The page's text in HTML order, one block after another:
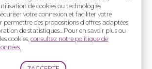
de cookies ou technologies
votre connexion et faciliter votre
permettre des propositions d'offres adaptées
de statistiques... Pour en savoir plus ou
cookies,consultez notre politique de